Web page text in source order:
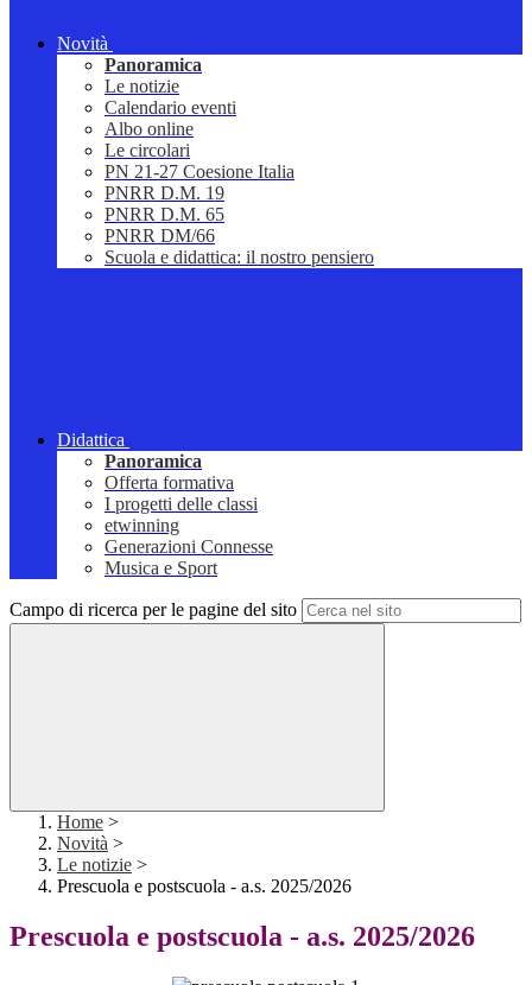
Novità
Panoramica
Le notizie
Calendario eventi
Albo online
Le circolari
PN 21-27 Coesione Italia
PNRR D.M. 19
PNRR D.M. 65
PNRR DM/66
Scuola e didattica: il nostro pensiero
Didattica
Panoramica
Offerta formativa
I progetti delle classi
etwinning
Generazioni Connesse
Musica e Sport
Campo di ricerca per le pagine del sito
Home >
Novità >
Le notizie >
Prescuola e postscuola - a.s. 2025/2026
Prescuola e postscuola - a.s. 2025/2026